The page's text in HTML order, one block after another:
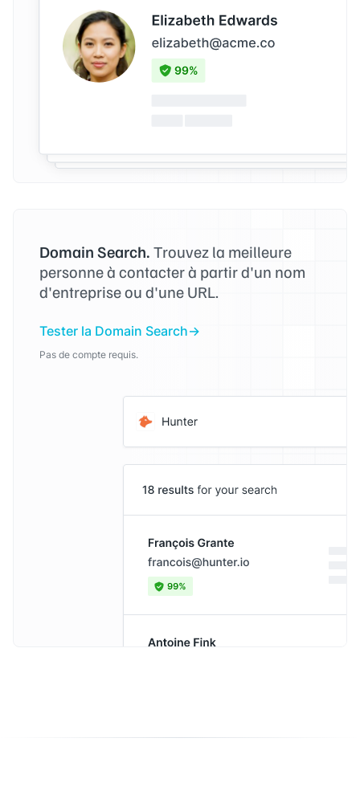
Domain Search. Trouvez la meilleure
personne à contacter à partir d'un nom
d'entreprise ou d'une URL.
Tester la Domain Search
Pas de compte requis.